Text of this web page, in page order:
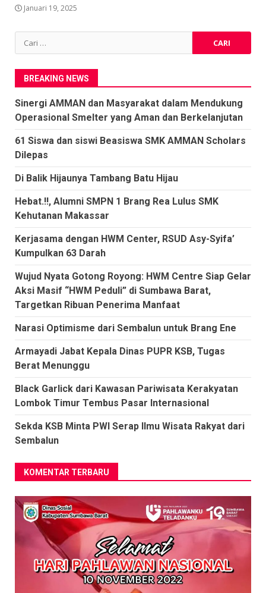
Januari 19, 2025
Cari
untuk:
BREAKING NEWS
Sinergi AMMAN dan Masyarakat dalam Mendukung
Operasional Smelter yang Aman dan Berkelanjutan
61 Siswa dan siswi Beasiswa SMK AMMAN Scholars
Dilepas
Di Balik Hijaunya Tambang Batu Hijau
Hebat.!!, Alumni SMPN 1 Brang Rea Lulus SMK
Kehutanan Makassar
Kerjasama dengan HWM Center, RSUD Asy-Syifa’
Kumpulkan 63 Darah
Wujud Nyata Gotong Royong: HWM Centre Siap Gelar
Aksi Masif “HWM Peduli” di Sumbawa Barat,
Targetkan Ribuan Penerima Manfaat
Narasi Optimisme dari Sembalun untuk Brang Ene
Armayadi Jabat Kepala Dinas PUPR KSB, Tugas
Berat Menunggu
Black Garlick dari Kawasan Pariwisata Kerakyatan
Lombok Timur Tembus Pasar Internasional
Sekda KSB Minta PWI Serap Ilmu Wisata Rakyat dari
Sembalun
KOMENTAR TERBARU